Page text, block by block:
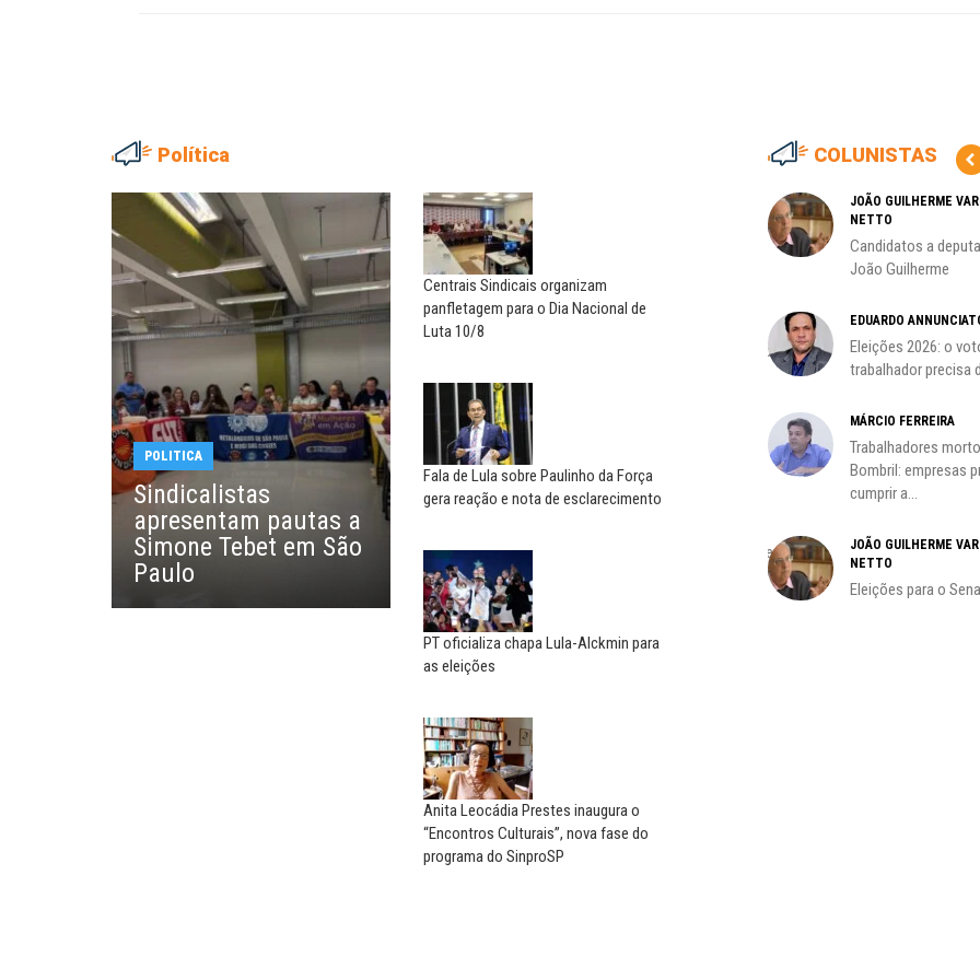
Política
POLITICA
Sindicalistas
apresentam pautas a
Simone Tebet em São
Paulo
Centrais Sindicais organizam
panfletagem para o Dia Nacional de
Luta 10/8
Fala de Lula sobre Paulinho da Força
gera reação e nota de esclarecimento
PT oficializa chapa Lula-Alckmin para
as eleições
Anita Leocádia Prestes inaugura o
“Encontros Culturais”, nova fase do
programa do SinproSP
COLUNISTAS
MARIA AUXILIADORA
Agosto Lilás: todos e todas no
combate à...
EDUARDO ANNUNCIATO CHICÃO
Sem salário digno e proteção
social, não existe...
EUSÉBIO PINTO NETO
A fortaleza do sindicato
SERGIO LUIZ LEITE (SERGINHO)
Saúde mental:
responsabilidade de todos
A luta continua: agora o foco é
Nacional; por Carlos...
A geopolítica nas eleições de
JOÃO GUILHERME
NETTO
Candidatos a
João Guilherme
EDUARDO
Eleições 2026: o
trabalhador precisa
MÁRCIO FERREIRA
Trabalhadores
Bombril: empresas
cumprir a...
JOÃO GUILHERME
NETTO
Eleições para o